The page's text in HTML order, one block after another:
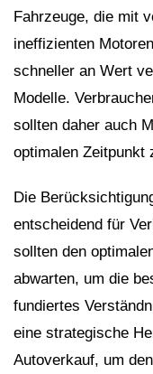
Fahrzeuge, die mit
ineffizienten
schneller an Wert
Modelle.
sollten daher auch
optimalen Zeitpunkt
Die
entscheidend für
sollten den
abwarten, um die
fundiertes
eine strategische
Autoverkauf, um